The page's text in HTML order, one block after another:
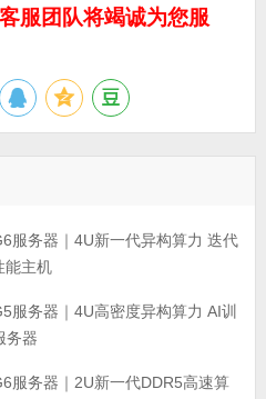
服团队将竭诚为您服
服务器｜4U新一代异构算力 迭代
能主机
服务器｜4U高密度异构算力 AI训
务器
服务器｜2U新一代DDR5高速算